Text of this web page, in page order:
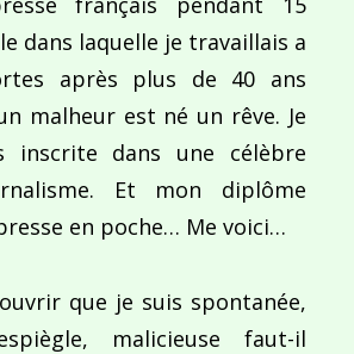
dans laquelle je travaillais a
après plus de 40 ans
malheur est né un rêve. Je
inscrite dans une célèbre
Et mon diplôme
en poche… Me voici…
que je suis spontanée,
malicieuse faut-il